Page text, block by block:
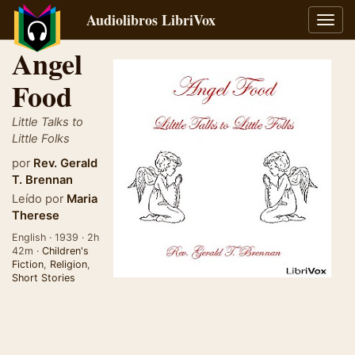
Audiolibros LibriVox
Angel
Food
Little Talks to
Little Folks
por Rev. Gerald
T. Brennan
Leído por Maria
Therese
English · 1939 · 2h
42m · Children's
Fiction, Religion,
Short Stories